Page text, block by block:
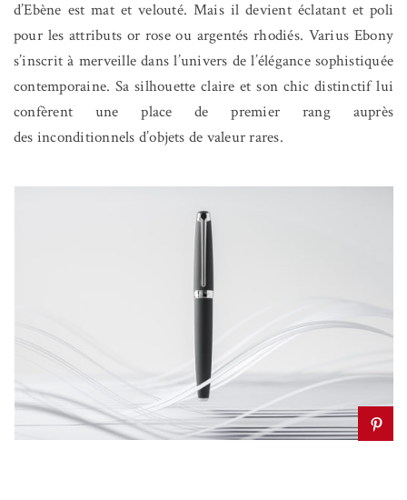
d’Ebène est mat et velouté. Mais il devient éclatant et poli
pour les attributs or rose ou argentés rhodiés. Varius Ebony
s’inscrit à merveille dans l’univers de l’élégance sophistiquée
contemporaine. Sa silhouette claire et son chic distinctif lui
confèrent une place de premier rang auprès
des inconditionnels d’objets de valeur rares.